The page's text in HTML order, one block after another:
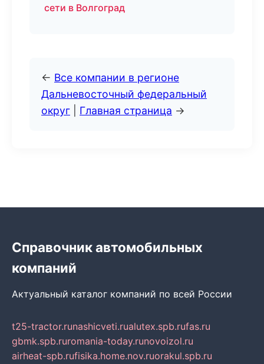
сети в Волгоград
← Все компании в регионе
Дальневосточный федеральный
округ
Главная страница →
Справочник автомобильных
компаний
Актуальный каталог компаний по всей России
t25-tractor.runashicveti.rualutex.spb.rufas.ru
gbmk.spb.ruromania-today.runovoizol.ru
airheat-spb.rufisika.home.nov.ruorakul.spb.ru